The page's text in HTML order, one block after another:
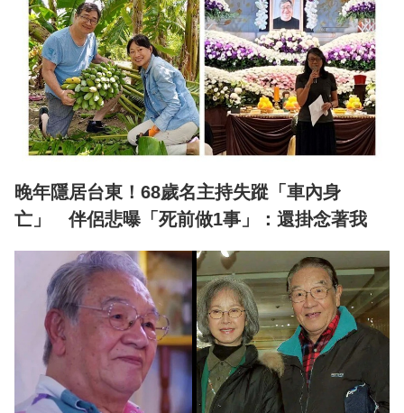
晚年隱居台東！68歲名主持失蹤「車內身
亡」 伴侶悲曝「死前做1事」：還掛念著我